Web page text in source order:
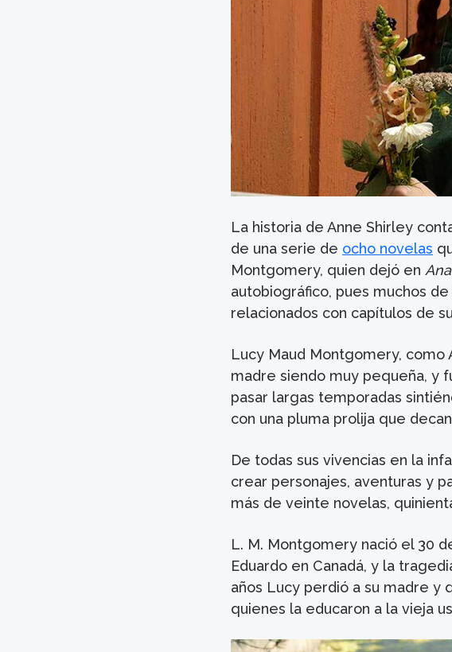
La historia de Anne Shirley
de una serie de ocho novelas
Montgomery, quien dejó en
autobiográfico, pues muchos
relacionados con capítulos de
Lucy Maud Montgomery, como
madre siendo muy pequeña, y
pasar largas temporadas
con una pluma prolija que
De todas sus vivencias en la
crear personajes, aventuras y
más de veinte novelas,
L. M. Montgomery nació el 30
Eduardo en Canadá, y la
años Lucy perdió a su madre y
quienes la educaron a la vieja